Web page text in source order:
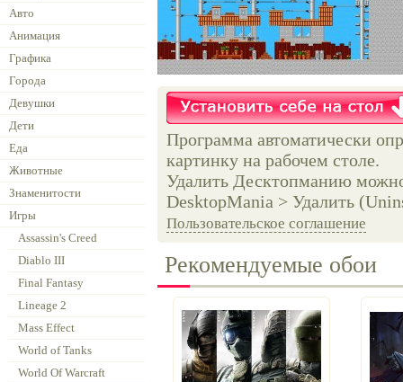
Авто
Анимация
Графика
Города
Девушки
Дети
Еда
Животные
Знаменитости
Игры
Assassin's Creed
Diablo III
Final Fantasy
Lineage 2
Mass Effect
World of Tanks
World Of Warcraft
Программа автоматически
картинку на рабочем столе.
Удалить Десктопманию
DesktopMania > Удалить
Пользовательское соглашение
Рекомендуемые обои